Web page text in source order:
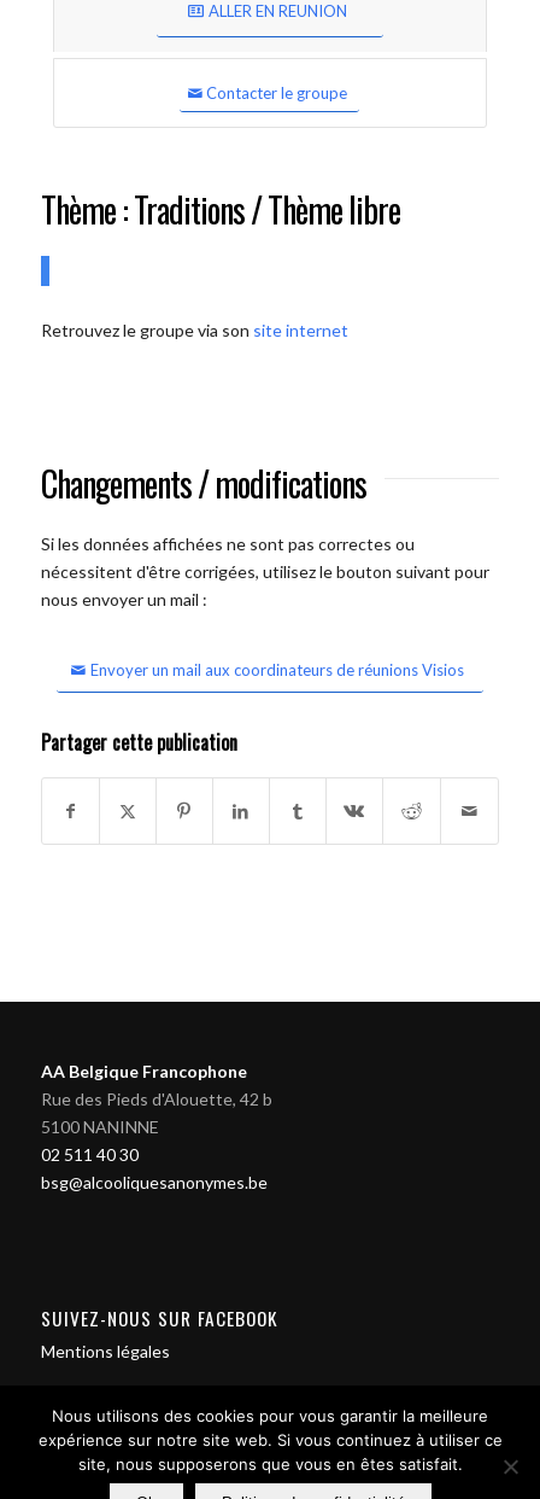
ALLER EN REUNION
Contacter le groupe
Thème : Traditions / Thème libre
Retrouvez le groupe via son site internet
Changements / modifications
Si les données affichées ne sont pas correctes ou
nécessitent d'être corrigées, utilisez le bouton suivant pour
nous envoyer un mail :
Envoyer un mail aux coordinateurs de réunions Visios
Partager cette publication
AA Belgique Francophone
Rue des Pieds d'Alouette, 42 b
5100 NANINNE
02 511 40 30
bsg@alcooliquesanonymes.be
SUIVEZ-NOUS SUR FACEBOOK
Mentions légales
Nous utilisons des cookies pour vous garantir la meilleure
expérience sur notre site web. Si vous continuez à utiliser ce
site, nous supposerons que vous en êtes satisfait.
Contact us